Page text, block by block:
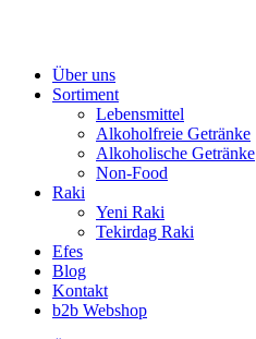
Über uns
Sortiment
Lebensmittel
Alkoholfreie Getränke
Alkoholische Getränke
Non-Food
Raki
Yeni Raki
Tekirdag Raki
Efes
Blog
Kontakt
b2b Webshop